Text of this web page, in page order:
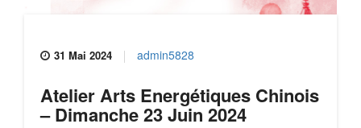
31 Mai 2024 admin5828
Atelier Arts Energétiques Chinois
– Dimanche 23 Juin 2024